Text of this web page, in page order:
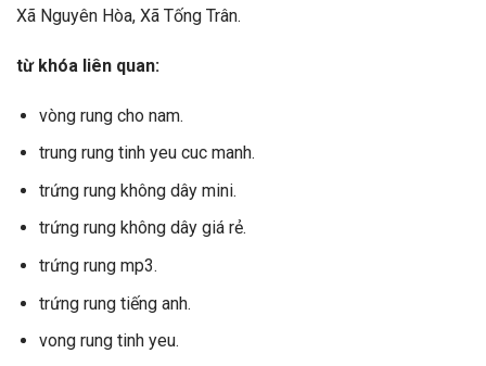
Xã Nguyên Hòa, Xã Tống Trân.
từ khóa liên quan:
vòng rung cho nam.
trung rung tinh yeu cuc manh.
trứng rung không dây mini.
trứng rung không dây giá rẻ.
trứng rung mp3.
trứng rung tiếng anh.
vong rung tinh yeu.